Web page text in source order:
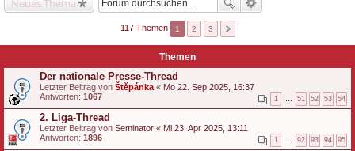
117 Themen 1 2 3
Themen
Der nationale Presse-Thread
Letzter Beitrag von Štěpánka « Mo 22. Sep 2025, 16:37
Antworten: 1067 1 51 52 53 54
2. Liga-Thread
Letzter Beitrag von Seminator « Mi 23. Apr 2025, 13:11
Antworten: 1896 1 92 93 94 95